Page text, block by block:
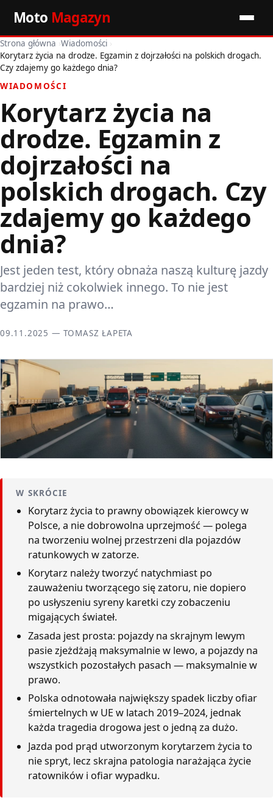
Moto Magazyn
Start
Wiadomości
Premiery
Porady motoryzacyjne
Pozostałe artykuły
Strona główna ›Wiadomości ›
Korytarz życia na drodze. Egzamin z dojrzałości na polskich drogach.
Czy zdajemy go każdego dnia?
WIADOMOŚCI
Korytarz życia na
drodze. Egzamin z
dojrzałości na
polskich drogach. Czy
zdajemy go każdego
dnia?
Jest jeden test, który obnaża naszą kulturę jazdy
bardziej niż cokolwiek innego. To nie jest
egzamin na prawo…
09.11.2025 — TOMASZ ŁAPETA
W SKRÓCIE
Korytarz życia to prawny obowiązek kierowcy w
Polsce, a nie dobrowolna uprzejmość — polega
na tworzeniu wolnej przestrzeni dla pojazdów
ratunkowych w zatorze.
Korytarz należy tworzyć natychmiast po
zauważeniu tworzącego się zatoru, nie dopiero
po usłyszeniu syreny karetki czy zobaczeniu
migających świateł.
Zasada jest prosta: pojazdy na skrajnym lewym
pasie zjeżdżają maksymalnie w lewo, a pojazdy na
wszystkich pozostałych pasach — maksymalnie w
prawo.
Polska odnotowała największy spadek liczby ofiar
śmiertelnych w UE w latach 2019–2024, jednak
każda tragedia drogowa jest o jedną za dużo.
Jazda pod prąd utworzonym korytarzem życia to
nie spryt, lecz skrajna patologia narażająca życie
ratowników i ofiar wypadku.